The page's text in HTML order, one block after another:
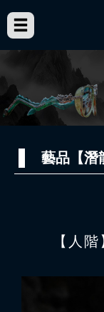
藝品【潛
【人